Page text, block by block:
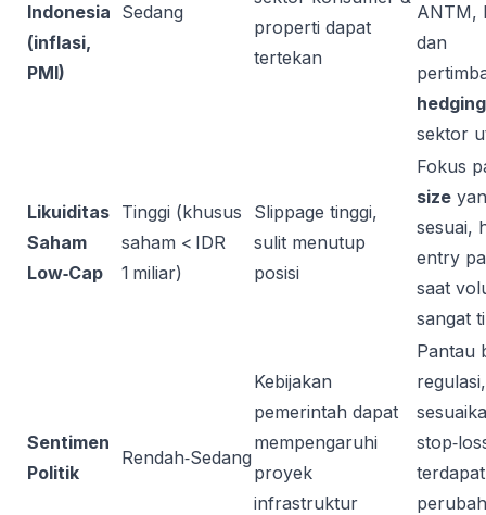
Indonesia
(inflasi,
PMI)
Sedang
properti dapat
tertekan
ANTM,
dan
hedging
sektor
Likuiditas
Saham
Low‑Cap
Tinggi (khusus
saham < IDR
1 miliar)
Slippage tinggi,
sulit menutup
posisi
Fokus
size
sesuai,
entry
saat
sangat
Sentimen
Politik
Rendah‑Sedang
Kebijakan
pemerintah dapat
mempengaruhi
proyek
infrastruktur
Pantau
regulasi,
terdapat